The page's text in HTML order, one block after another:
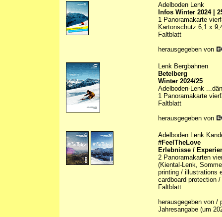
Adelboden Lenk
Infos Winter 2024 |
1 Panoramakarte
Kartonschutz 6,1 x
Faltblatt
herausgegeben von
Lenk Bergbahnen
Betelberg
Winter 2024/25
Adelboden-Lenk
1 Panoramakarte
Faltblatt
herausgegeben von
Adelboden Lenk
#FeelTheLove
Erlebnisse /
2 Panoramakarten
(Kiental-Lenk,
printing / illustrations
cardboard protection
Faltblatt
herausgegeben von
Jahresangabe (um